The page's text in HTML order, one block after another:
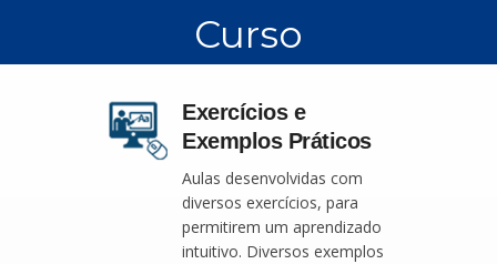
Curso
Exercícios e
Exemplos Práticos
Aulas desenvolvidas com
diversos exercícios, para
permitirem um aprendizado
intuitivo. Diversos exemplos